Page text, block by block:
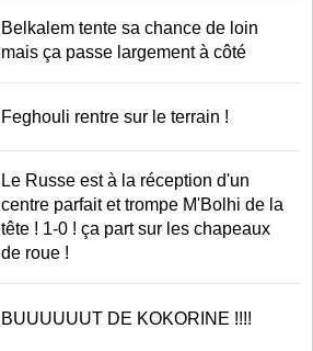
Belkalem tente sa chance de loin
mais ça passe largement à côté
Feghouli rentre sur le terrain !
Le Russe est à la réception d'un
centre parfait et trompe M'Bolhi de la
tête ! 1-0 ! ça part sur les chapeaux
de roue !
BUUUUUUT DE KOKORINE !!!!